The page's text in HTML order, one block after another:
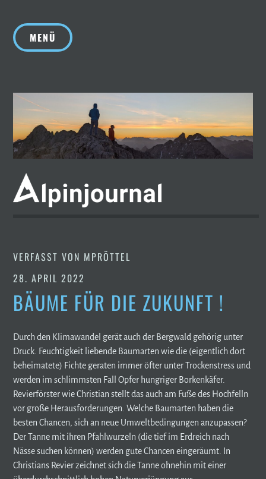
springen
MENÜ
VERFASST VON MPRÖTTEL
28. APRIL 2022
BÄUME FÜR DIE ZUKUNFT !
Durch den Klimawandel gerät auch der Bergwald gehörig unter
Druck. Feuchtigkeit liebende Baumarten wie die (eigentlich dort
beheimatete) Fichte geraten immer öfter unter Trockenstress und
werden im schlimmsten Fall Opfer hungriger Borkenkäfer.
Revierförster wie Christian stellt das auch am Fuße des Hochfelln
vor große Herausforderungen. Welche Baumarten haben die
besten Chancen, sich an neue Umweltbedingungen anzupassen?
Der Tanne mit ihren Pfahlwurzeln (die tief im Erdreich nach
Nässe suchen können) werden gute Chancen eingeräumt. In
Christians Revier zeichnet sich die Tanne ohnehin mit einer